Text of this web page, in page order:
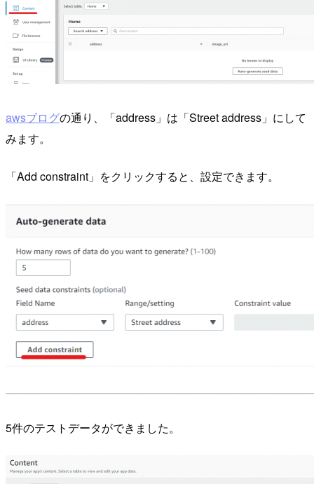
awsブログの通り、「address」は「Street address」にして
みます。
「Add constraint」をクリックすると、設定できます。
5件のテストデータができました。